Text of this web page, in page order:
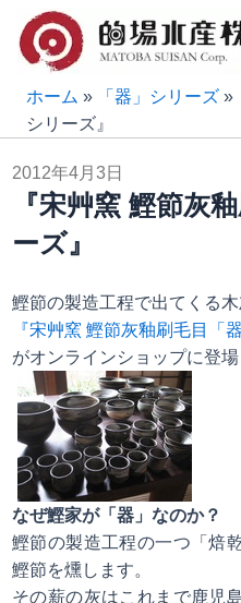
プ
ホーム » 「器」シリーズ »
シリーズ』
2012年4月3日
『宋艸窯 鰹節灰
ーズ』
鰹節の製造工程で出てくる
『宋艸窯 鰹節灰釉刷毛目「
がオンラインショップに登場
なぜ鰹家が「器」なのか？
鰹節の製造工程の一つ「焙
鰹節を燻します。
その薪の灰はこれまで鹿児